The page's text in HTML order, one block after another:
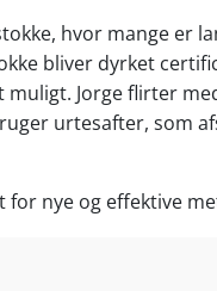
hvor mange er
bliver dyrket
Jorge flirter
urtesafter, som
for nye og effektive